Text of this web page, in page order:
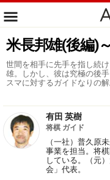
米長邦雄(後編)
世間を相手に先手を指し続
雄。しかし、彼は究極の後
スマに対するガイドなりの
有田 英樹
将棋 ガイド
（一社）普久原
事業を担当。将
している。（元
会」代表。